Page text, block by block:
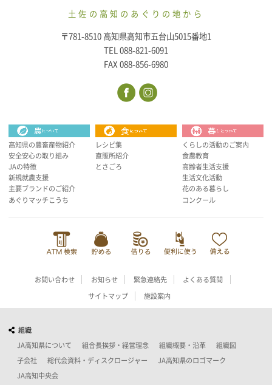
土佐の高知のあぐりの地から
〒781-8510 高知県高知市五台山5015番地1
TEL 088-821-6091
FAX 088-856-6980
高知県の農畜産物紹介
安全安心の取り組み
JAの特徴
新規就農支援
主要ブランドのご紹介
あぐりマッチこうち
レシピ集
直販所紹介
とさごろ
くらしの活動のご案内
食農教育
高齢者生活支援
生活文化活動
花のある暮らし
コンクール
お問い合わせ お知らせ 緊急連絡先 よくある質問
サイトマップ 施設案内
組織
JA高知県について 組合長挨拶・経営理念 組織概要・沿革 組織図
子会社 総代会資料・ディスクロージャー JA高知県のロゴマーク
JA高知中央会